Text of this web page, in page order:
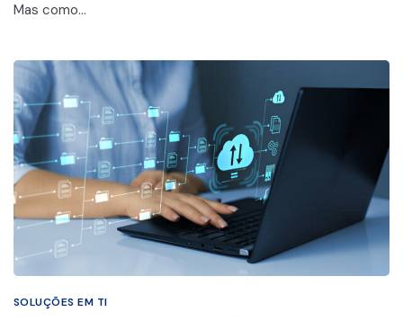
Mas como...
SOLUÇÕES EM TI